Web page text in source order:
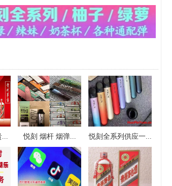
... 悦刻 烟杆 烟弹... 悦刻全系列供应一...